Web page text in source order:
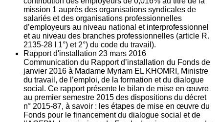
mission 1 auprès des organisations syndicales de
salariés et des organisations professionnelles
d’employeurs au niveau national et interprofessionnel
et au niveau des branches professionnelles (article R.
2135‐28 I 1°) et 2°) du code du travail).
Rapport d'installation 23 mars 2016
Communication du Rapport d’installation du Fonds de
janvier 2016 à Madame Myriam EL KHOMRI, Ministre
du travail, de l’emploi, de la formation et du dialogue
social. Ce rapport présente le bilan de mise en œuvre
au premier semestre 2015 des dispositions du décret
n° 2015-87, à savoir : les étapes de mise en œuvre du
Fonds pour le financement du dialogue social et de